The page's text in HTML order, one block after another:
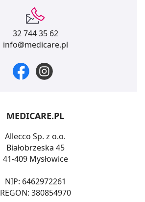
32 744 35 62
info@medicare.pl
MEDICARE.PL
Allecco Sp. z o.o.
Białobrzeska 45
41-409 Mysłowice
NIP: 6462972261
REGON: 380854970